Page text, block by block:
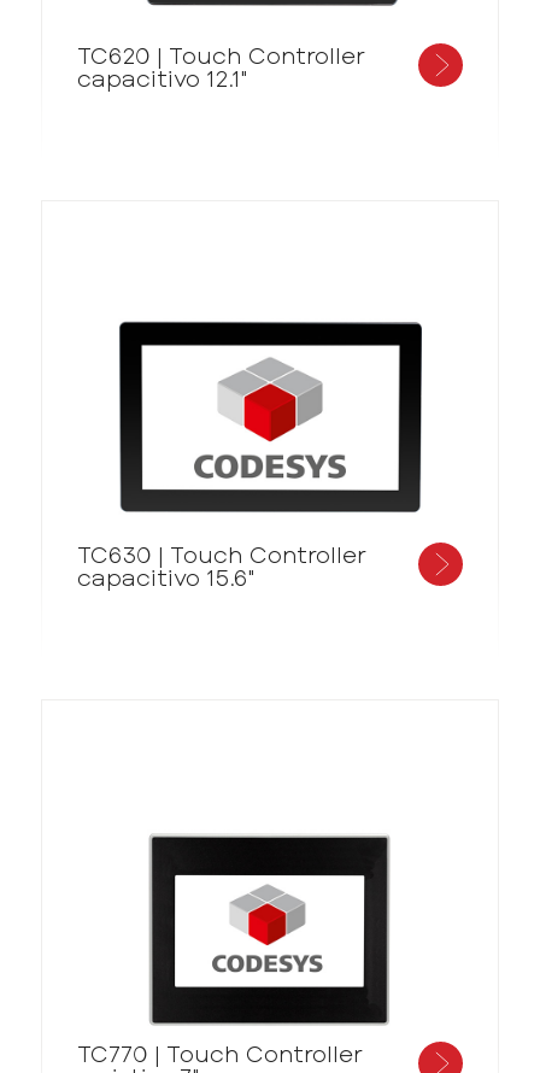
TC620 | Touch Controller
capacitivo 12.1"
TC630 | Touch Controller
capacitivo 15.6"
TC770 | Touch Controller